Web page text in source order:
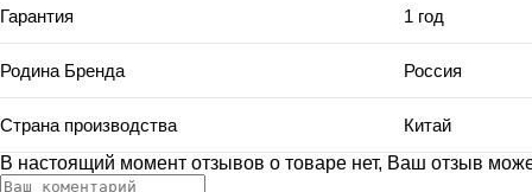
Гарантия 1 год
Родина Бренда Россия
Страна производства
Китай
В настоящий момент отзывов о товаре нет, Ваш отзыв